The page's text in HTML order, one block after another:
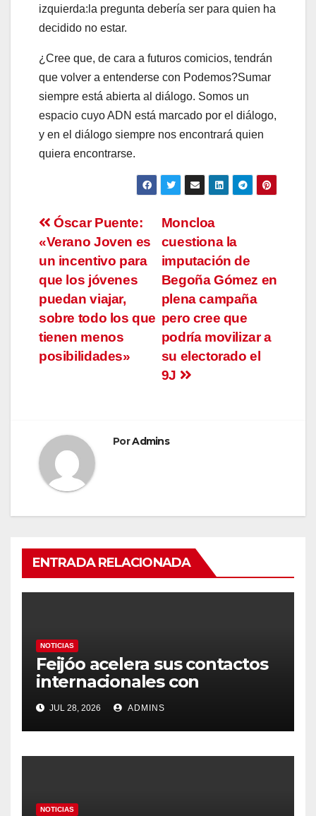
izquierda:la pregunta debería ser para quien ha
decidido no estar.
¿Cree que, de cara a futuros comicios, tendrán
que volver a entenderse con Podemos?Sumar
siempre está abierta al diálogo. Somos un
espacio cuyo ADN está marcado por el diálogo,
y en el diálogo siempre nos encontrará quien
quiera encontrarse.
Navegación
de
entradas
Moncloa
cuestiona la
imputación de
Begoña Gómez en
plena campaña
pero cree que
podría movilizar a
su electorado el
9J
Óscar Puente:
«Verano Joven es
un incentivo para
que los jóvenes
puedan viajar,
sobre todo los que
tienen menos
posibilidades»
PorAdmins
ENTRADA RELACIONADA
NOTICIAS
Feijóo acelera sus contactos
internacionales con
Latinoamérica como socio
prioritario en su agenda de
gobierno
JUL 28, 2026 ADMINS
NOTICIAS